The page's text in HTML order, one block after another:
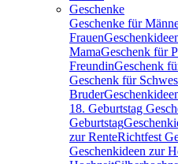
Geschenke
Geschenke für
Frauen
MamaGeschenk für
FreundinGeschenk
Geschenk für
Bruder
18. Geburtstag
Geburtstag
zur RenteRichtfest
Geschenkideen zur